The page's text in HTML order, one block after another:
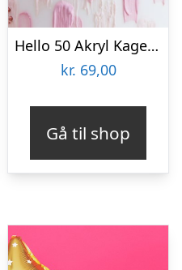
Hello 50 Akryl Kagetopper Rosaguld
kr. 69,00
Gå til shop